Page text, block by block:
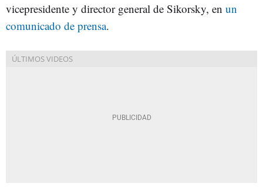
vicepresidente y director general de Sikorsky, en un
comunicado de prensa.